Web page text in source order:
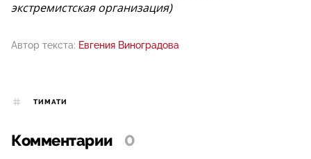
экстремистская организация)
Автор текста: Евгения Виноградова
ТИМАТИ
Комментарии 0